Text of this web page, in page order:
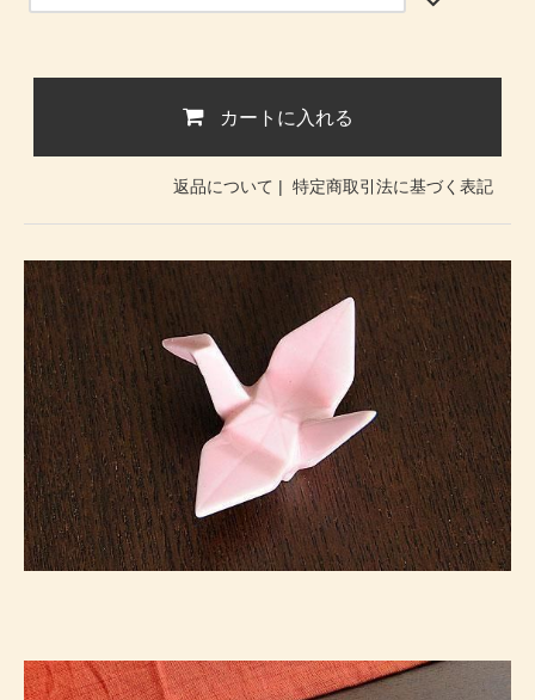
カートに入れる
返品について | 特定商取引法に基づく表記